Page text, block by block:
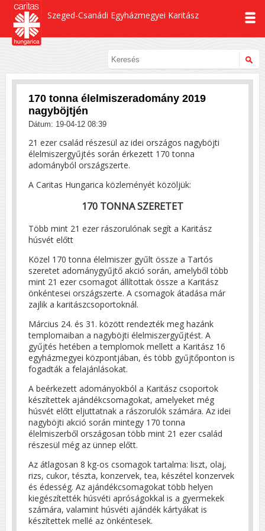
Szeged-Csanádi Egyházmegyei Karitász
170 tonna élelmiszeradomány 2019
nagyböjtjén
Dátum: 19-04-12 08:39
21 ezer család részesül az idei országos nagyböjti
élelmiszergyűjtés során érkezett 170 tonna
adományból országszerte.
A Caritas Hungarica közleményét közöljük:
170 TONNA SZERETET
Több mint 21 ezer rászorulónak segít a Karitász
húsvét előtt
Közel 170 tonna élelmiszer gyűlt össze a Tartós
szeretet adománygyűjtő akció során, amelyből több
mint 21 ezer csomagot állítottak össze a Karitász
önkéntesei országszerte. A csomagok átadása már
zajlik a karitászcsoportoknál.
Március 24. és 31. között rendezték meg hazánk
templomaiban a nagyböjti élelmiszergyűjtést. A
gyűjtés hetében a templomok mellett a Karitász 16
egyházmegyei központjában, és több gyűjtőponton is
fogadták a felajánlásokat.
A beérkezett adományokból a Karitász csoportok
készítettek ajándékcsomagokat, amelyeket még
húsvét előtt eljuttatnak a rászorulók számára. Az idei
nagyböjti akció során mintegy 170 tonna
élelmiszerből országosan több mint 21 ezer család
részesül még az ünnep előtt.
Az átlagosan 8 kg-os csomagok tartalma: liszt, olaj,
rizs, cukor, tészta, konzervek, tea, készétel konzervek
és édesség. Az ajándékcsomagokat több helyen
kiegészítették húsvéti apróságokkal is a gyermekek
számára, valamint húsvéti ajándék kártyákat is
készítettek mellé az önkéntesek.